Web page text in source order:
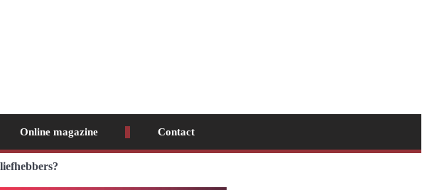
Online magazine Contact